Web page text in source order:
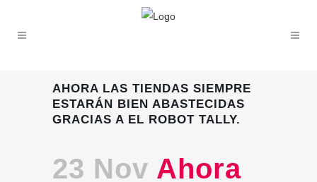
AHORA LAS TIENDAS SIEMPRE
ESTARÁN BIEN ABASTECIDAS
GRACIAS A EL ROBOT TALLY.
23 Nov Ahora